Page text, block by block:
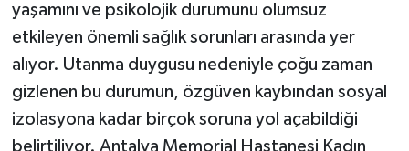
yaşamını ve psikolojik durumunu olumsuz
etkileyen önemli sağlık sorunları arasında yer
alıyor. Utanma duygusu nedeniyle çoğu zaman
gizlenen bu durumun, özgüven kaybından sosyal
izolasyona kadar birçok soruna yol açabildiği
belirtiliyor. Antalya Memorial Hastanesi Kadın